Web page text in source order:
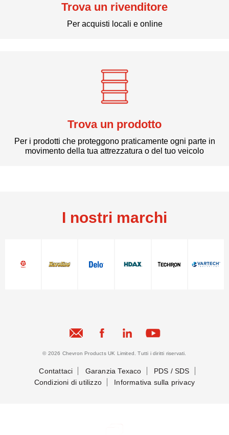
Trova un rivenditore
Per acquisti locali e online
Trova un prodotto
Per i prodotti che proteggono praticamente ogni parte in
movimento della tua attrezzatura o del tuo veicolo
I nostri marchi
© 2026 Chevron Products UK Limited. Tutti i diritti riservati.
Contattaci Garanzia Texaco
PDS / SDS
Condizioni di utilizzo
Informativa sulla privacy